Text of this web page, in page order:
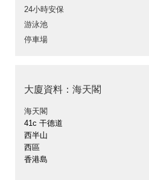
24小時安保
游泳池
停車場
大廈資料：海天閣
海天閣
41c 干德道
西半山
西區
香港島